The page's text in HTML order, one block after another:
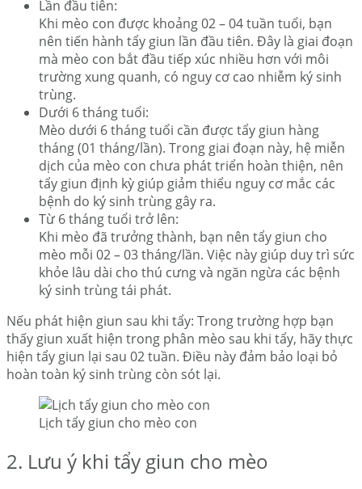
Lần đầu tiên:
Khi mèo con được khoảng 02 – 04 tuần tuổi, bạn
nên tiến hành tẩy giun lần đầu tiên. Đây là giai đoạn
mà mèo con bắt đầu tiếp xúc nhiều hơn với môi
trường xung quanh, có nguy cơ cao nhiễm ký sinh
trùng.
Dưới 6 tháng tuổi:
Mèo dưới 6 tháng tuổi cần được tẩy giun hàng
tháng (01 tháng/lần). Trong giai đoạn này, hệ miễn
dịch của mèo con chưa phát triển hoàn thiện, nên
tẩy giun định kỳ giúp giảm thiểu nguy cơ mắc các
bệnh do ký sinh trùng gây ra.
Từ 6 tháng tuổi trở lên:
Khi mèo đã trưởng thành, bạn nên tẩy giun cho
mèo mỗi 02 – 03 tháng/lần. Việc này giúp duy trì sức
khỏe lâu dài cho thú cưng và ngăn ngừa các bệnh
ký sinh trùng tái phát.
Nếu phát hiện giun sau khi tẩy: Trong trường hợp bạn
thấy giun xuất hiện trong phân mèo sau khi tẩy, hãy thực
hiện tẩy giun lại sau 02 tuần. Điều này đảm bảo loại bỏ
hoàn toàn ký sinh trùng còn sót lại.
Lịch tẩy giun cho mèo con
2. Lưu ý khi tẩy giun cho mèo